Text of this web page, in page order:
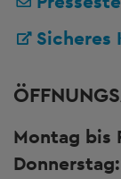
Sicheres
Montag bis
Donnerstag: